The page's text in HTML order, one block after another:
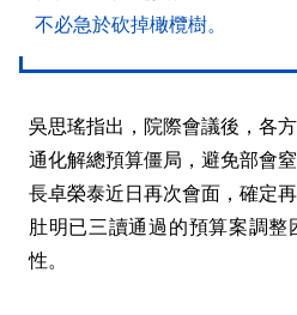
不必急於砍掉橄欖樹。
吳思瑤指出，院際會議後，各
通化解總預算僵局，避免部會
長卓榮泰近日再次會面，確定
肚明已三讀通過的預算案調
性。